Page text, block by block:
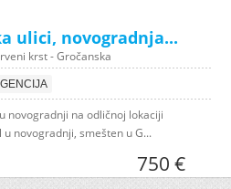
ulici, novogradnja...
krst - Gročanska
novogradnji na odličnoj lokaciji
novogradnji, smešten u G...
750 €